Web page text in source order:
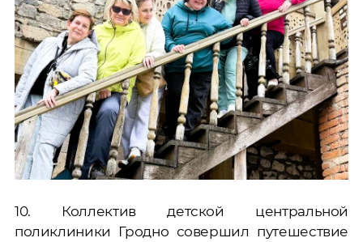
10. Коллектив детской центральной
поликлиники Гродно совершил путешествие